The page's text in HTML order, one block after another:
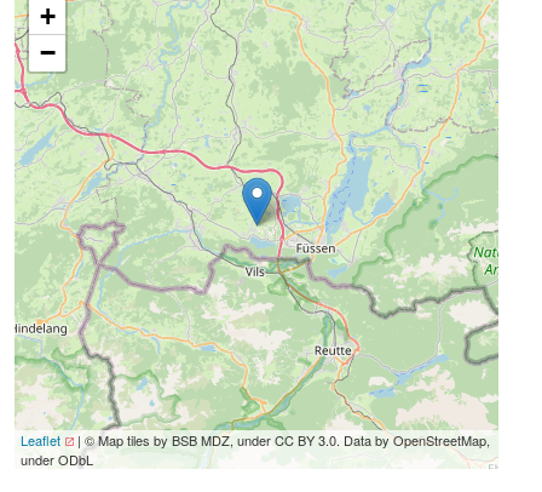
+
−
Leaflet
| © Map tiles by BSB MDZ, under CC BY 3.0. Data by OpenStreetMap,
under ODbL